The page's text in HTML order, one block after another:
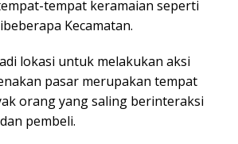
tempat keramaian seperti
Kecamatan.
lokasi untuk melakukan aksi
pasar merupakan tempat
orang yang saling berinteraksi
pembeli.